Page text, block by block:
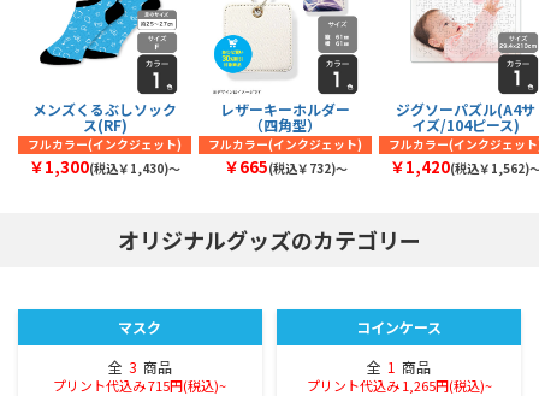
メンズくるぶしソック
ス(RF)
フルカラー(インクジェット)
￥1,300(税込￥1,430)〜
レザーキーホルダー
（四角型）
フルカラー(インクジェット)
￥665(税込￥732)〜
ジグソーパズル(A4サ
イズ/104ピース)
フルカラー(インクジェッ
￥1,420(税込￥1,562)
オリジナルグッズのカテゴリー
マスク
全 3 商品
プリント代込み 715円(税込)~
コインケース
全 1 商品
プリント代込み 1,265円(税込)~